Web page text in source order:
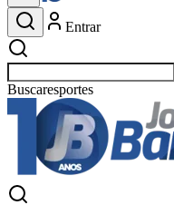
Entrar
Buscarnot